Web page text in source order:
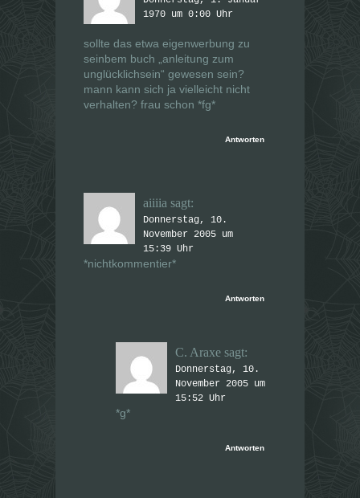
f
e
t
)
e
t
)
1970 um 0:00 Uhr
sollte das etwa eigenwerbung zu
seinbem buch „anleitung zum
unglücklichsein“ gewesen sein?
mann kann sich ja vielleicht nicht
verhalten? frau schon *fg*
Antworten
aiiiia sagt:
Donnerstag, 10.
November 2005 um
15:39 Uhr
*nichtkommentier*
Antworten
C. Araxe sagt:
Donnerstag, 10.
November 2005 um
15:52 Uhr
*g*
Antworten